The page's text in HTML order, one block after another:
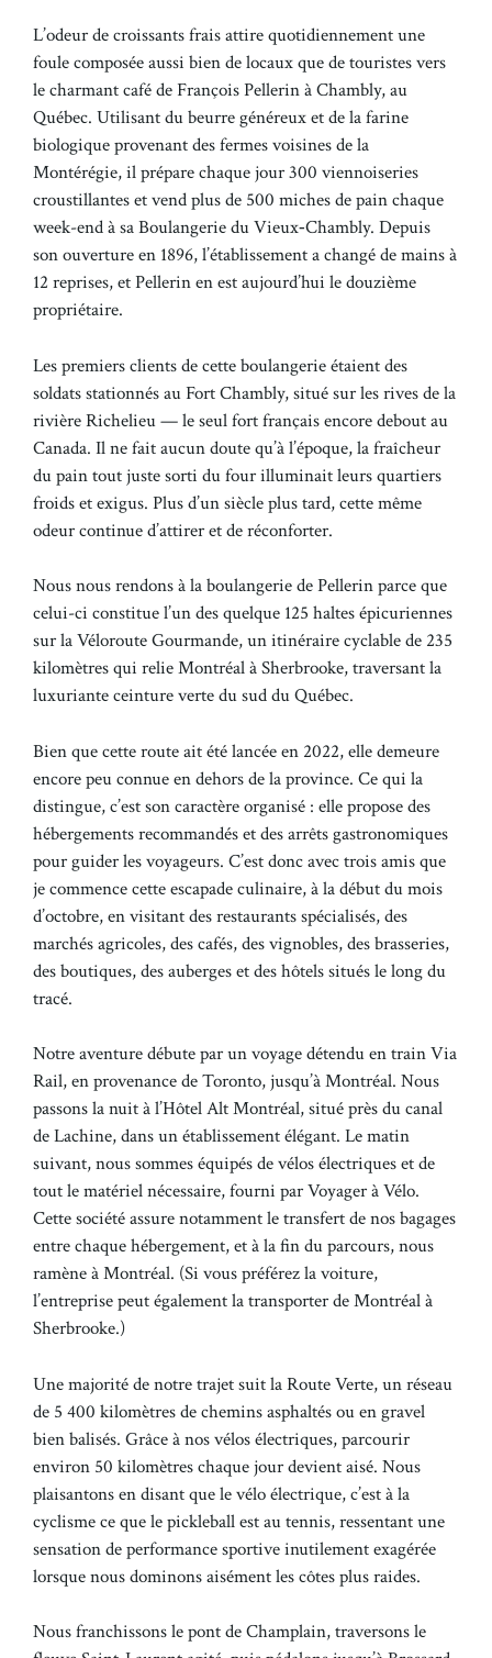
L’odeur de croissants frais attire quotidiennement une
foule composée aussi bien de locaux que de touristes vers
le charmant café de François Pellerin à Chambly, au
Québec. Utilisant du beurre généreux et de la farine
biologique provenant des fermes voisines de la
Montérégie, il prépare chaque jour 300 viennoiseries
croustillantes et vend plus de 500 miches de pain chaque
week-end à sa Boulangerie du Vieux‑Chambly. Depuis
son ouverture en 1896, l’établissement a changé de mains à
12 reprises, et Pellerin en est aujourd’hui le douzième
propriétaire.
Les premiers clients de cette boulangerie étaient des
soldats stationnés au Fort Chambly, situé sur les rives de la
rivière Richelieu — le seul fort français encore debout au
Canada. Il ne fait aucun doute qu’à l’époque, la fraîcheur
du pain tout juste sorti du four illuminait leurs quartiers
froids et exigus. Plus d’un siècle plus tard, cette même
odeur continue d’attirer et de réconforter.
Nous nous rendons à la boulangerie de Pellerin parce que
celui-ci constitue l’un des quelque 125 haltes épicuriennes
sur la Véloroute Gourmande, un itinéraire cyclable de 235
kilomètres qui relie Montréal à Sherbrooke, traversant la
luxuriante ceinture verte du sud du Québec.
Bien que cette route ait été lancée en 2022, elle demeure
encore peu connue en dehors de la province. Ce qui la
distingue, c’est son caractère organisé : elle propose des
hébergements recommandés et des arrêts gastronomiques
pour guider les voyageurs. C’est donc avec trois amis que
je commence cette escapade culinaire, à la début du mois
d’octobre, en visitant des restaurants spécialisés, des
marchés agricoles, des cafés, des vignobles, des brasseries,
des boutiques, des auberges et des hôtels situés le long du
tracé.
Notre aventure débute par un voyage détendu en train Via
Rail, en provenance de Toronto, jusqu’à Montréal. Nous
passons la nuit à l’Hôtel Alt Montréal, situé près du canal
de Lachine, dans un établissement élégant. Le matin
suivant, nous sommes équipés de vélos électriques et de
tout le matériel nécessaire, fourni par Voyager à Vélo.
Cette société assure notamment le transfert de nos bagages
entre chaque hébergement, et à la fin du parcours, nous
ramène à Montréal. (Si vous préférez la voiture,
l’entreprise peut également la transporter de Montréal à
Sherbrooke.)
Une majorité de notre trajet suit la Route Verte, un réseau
de 5 400 kilomètres de chemins asphaltés ou en gravel
bien balisés. Grâce à nos vélos électriques, parcourir
environ 50 kilomètres chaque jour devient aisé. Nous
plaisantons en disant que le vélo électrique, c’est à la
cyclisme ce que le pickleball est au tennis, ressentant une
sensation de performance sportive inutilement exagérée
lorsque nous dominons aisément les côtes plus raides.
Nous franchissons le pont de Champlain, traversons le